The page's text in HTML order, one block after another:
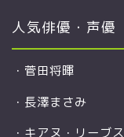
人気俳優・声優
・ 菅田将暉
・ 長澤まさみ
・ キアヌ・リーブス